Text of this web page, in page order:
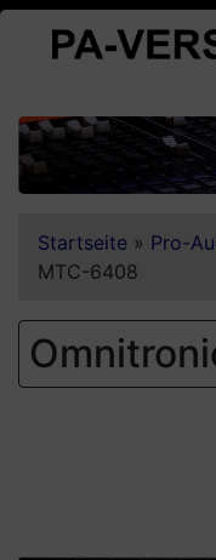
Startseite » Pro-
MTC-6408